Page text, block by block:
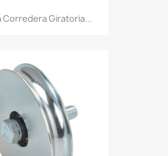
Corredera Giratoria...